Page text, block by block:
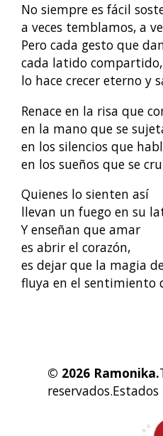
No siempre es fácil
a veces temblamos, a
Pero cada gesto que
cada latido compartido,
lo hace crecer eterno y
Renace en la risa que
en la mano que se
en los silencios que
en los sueños que se
Quienes lo sienten así
llevan un fuego en su
Y enseñan que amar
es abrir el corazón,
es dejar que la magia
fluya en el sentimiento
© 2026 Ramonika.
reservados.